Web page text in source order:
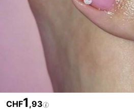
CHF1 ,93